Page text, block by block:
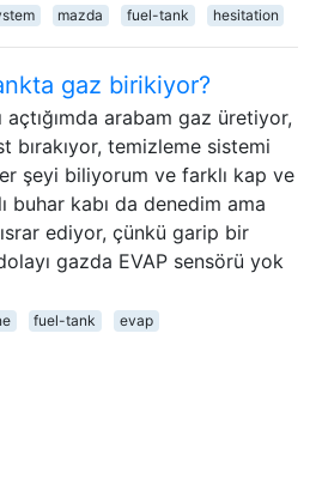
mazda fuel-tank hesitation
gaz birikiyor?
açtığımda arabam gaz üretiyor,
bırakıyor, temizleme sistemi
şeyi biliyorum ve farklı kap ve
buhar kabı da denedim ama
ediyor, çünkü garip bir
gazda EVAP sensörü yok
fuel-tank evap